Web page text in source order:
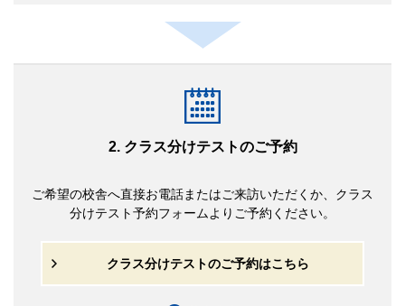
2. クラス分けテストのご予約
ご希望の校舎へ直接お電話またはご来訪いただくか、クラス
分けテスト予約フォームよりご予約ください。
クラス分けテストのご予約はこちら